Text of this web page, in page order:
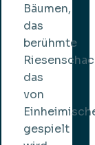
Bäumen,
das
berühmte
das
von
gespielt